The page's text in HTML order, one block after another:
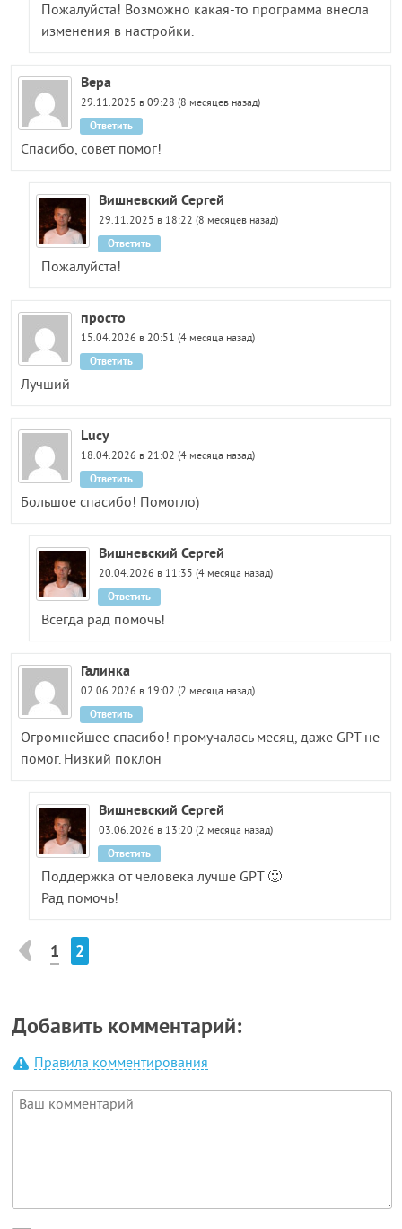
Пожалуйста! Возможно какая-то программа внесла
изменения в настройки.
Вера
29.11.2025 в 09:28 (8 месяцев назад)
Спасибо, совет помог!
Ответить
Вишневский Сергей
29.11.2025 в 18:22 (8 месяцев назад)
Пожалуйста!
Ответить
просто
15.04.2026 в 20:51 (4 месяца назад)
Лучший
Ответить
Lucy
18.04.2026 в 21:02 (4 месяца назад)
Большое спасибо! Помогло)
Ответить
Вишневский Сергей
20.04.2026 в 11:35 (4 месяца назад)
Всегда рад помочь!
Ответить
Галинка
02.06.2026 в 19:02 (2 месяца назад)
Огромнейшее спасибо! промучалась месяц, даже GPT не
помог. Низкий поклон
Ответить
Вишневский Сергей
03.06.2026 в 13:20 (2 месяца назад)
Поддержка от человека лучше GPT 🙂
Рад помочь!
Ответить
1 2
Добавить комментарий:
Правила комментирования